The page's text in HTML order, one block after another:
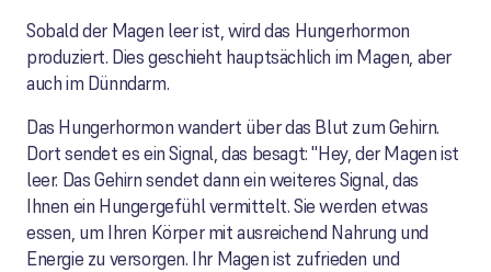
Sobald der Magen leer ist, wird das Hungerhormon
produziert. Dies geschieht hauptsächlich im Magen, aber
auch im Dünndarm.
Das Hungerhormon wandert über das Blut zum Gehirn.
Dort sendet es ein Signal, das besagt: "Hey, der Magen ist
leer. Das Gehirn sendet dann ein weiteres Signal, das
Ihnen ein Hungergefühl vermittelt. Sie werden etwas
essen, um Ihren Körper mit ausreichend Nahrung und
Energie zu versorgen. Ihr Magen ist zufrieden und